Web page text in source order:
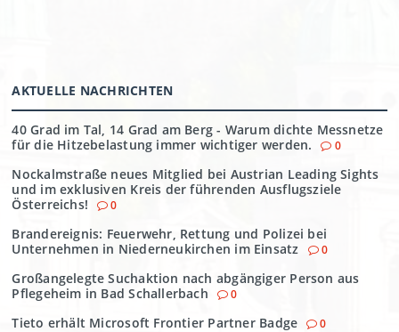
AKTUELLE NACHRICHTEN
40 Grad im Tal, 14 Grad am Berg - Warum dichte Messnetze
für die Hitzebelastung immer wichtiger werden.
0
Nockalmstraße neues Mitglied bei Austrian Leading Sights
und im exklusiven Kreis der führenden Ausflugsziele
Österreichs!
0
Brandereignis: Feuerwehr, Rettung und Polizei bei
Unternehmen in Niederneukirchen im Einsatz
0
Großangelegte Suchaktion nach abgängiger Person aus
Pflegeheim in Bad Schallerbach
0
Tieto erhält Microsoft Frontier Partner Badge 0